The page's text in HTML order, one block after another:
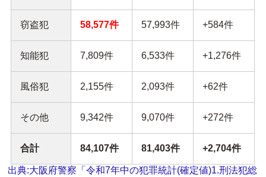
窃盗犯 58,577件 57,993件 +584件
知能犯 7,809件 6,533件 +1,276件
風俗犯 2,155件 2,093件 +62件
その他 9,342件 9,070件 +272件
合計 84,107件 81,403件 +2,704件
出典:大阪府警察「令和7年中の犯罪統計(確定値)1.刑法犯総